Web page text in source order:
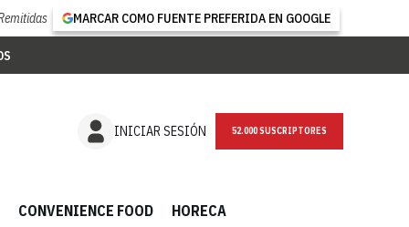
MARCAR COMO FUENTE PREFERIDA EN GOOGLE
INICIAR SESIÓN NEWSLETTER
CONVENIENCE FOOD HORECA